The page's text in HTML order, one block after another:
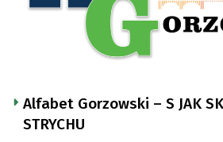
Alfabet Gorzowski – S JAK
STRYCHU